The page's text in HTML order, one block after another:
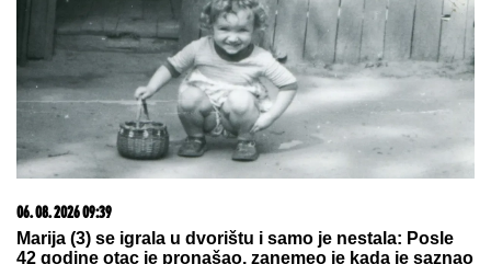
ESTRADNI RAT DOŽIVLJAVA MAKSIMUM!Aneli
stiže na direktno suočavanje: Da li će se večeras